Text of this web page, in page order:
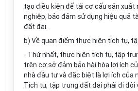
tạo điều kiện để tái cơ cấu sản xuất
nghiệp, bảo đảm sử dụng hiệu quả
đất đai.
b) Về quan điểm thực hiện tích tụ,
- Thứ nhất, thực hiện tích tụ, tập
trên cơ sở đảm bảo hài hòa lợi ích
nhà đầu tư và đặc biệt là lợi ích của
Tích tụ, tập trung đất đai phải đi đôi